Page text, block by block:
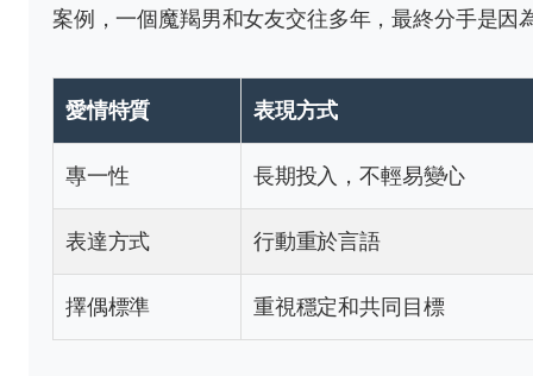
案例，一個魔羯男和女友交往多年，最終分手是
愛情特質 表現方式
專一性 長期投入，不輕易變心
表達方式 行動重於言語
擇偶標準 重視穩定和共同目標